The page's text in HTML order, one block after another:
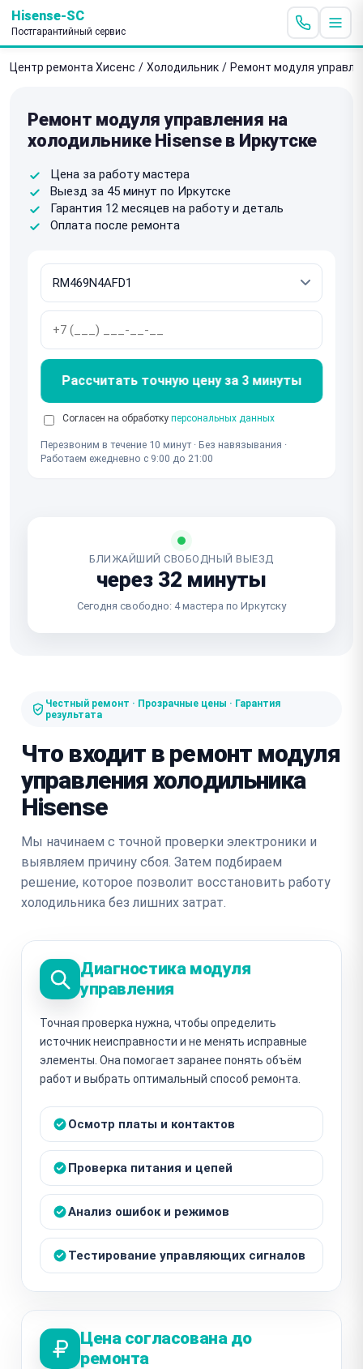
Hisense-SC
Постгарантийный сервис
Центр ремонта Хисенс / Холодильник / Ремонт модуля
Ремонт модуля управления на
холодильнике Hisense в Иркутске
Цена за работу мастера
Выезд за 45 минут по Иркутске
Гарантия 12 месяцев на работу и деталь
Оплата после ремонта
Рассчитать точную цену за 3 минуты
Согласен на обработку персональных данных
Перезвоним в течение 10 минут · Без навязывания ·
Работаем ежедневно с 9:00 до 21:00
БЛИЖАЙШИЙ СВОБОДНЫЙ ВЫЕЗД
через 32 минуты
Сегодня свободно: 4 мастера по Иркутску
Честный ремонт · Прозрачные цены · Гарантия
результата
Что входит в ремонт модуля
управления холодильника
Hisense
Мы начинаем с точной проверки электроники и
выявляем причину сбоя. Затем подбираем
решение, которое позволит восстановить работу
холодильника без лишних затрат.
Диагностика модуля
управления
Точная проверка нужна, чтобы определить
источник неисправности и не менять исправные
элементы. Она помогает заранее понять объём
работ и выбрать оптимальный способ ремонта.
Осмотр платы и контактов
Проверка питания и цепей
Анализ ошибок и режимов
Тестирование управляющих сигналов
Цена согласована до
ремонта